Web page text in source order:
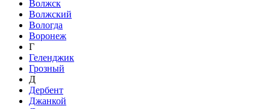
Волжск
Волжский
Вологда
Воронеж
Г
Геленджик
Грозный
Д
Дербент
Джанкой